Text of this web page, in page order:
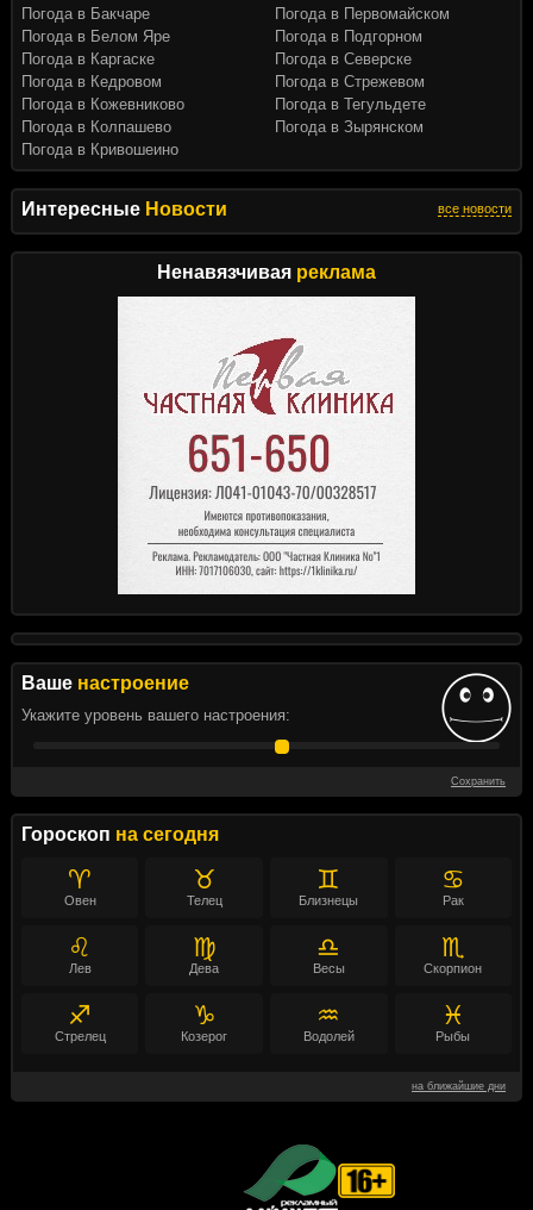
Интересные Новости все новости
Ненавязчивая реклама
Ваше настроение
Укажите уровень вашего настроения:
Сохранить
Гороскоп на сегодня
♈
Овен
♉
Телец
♊
Близнецы
♋
Рак
♌
Лев
♍
Дева
♎
Весы
♏
Скорпион
♐
Стрелец
♑
Козерог
♒
Водолей
♓
Рыбы
на ближайшие дни
Погода в Бакчаре
Погода в Белом Яре
Погода в Каргаске
Погода в Кедровом
Погода в Кожевниково
Погода в Колпашево
Погода в Кривошеино
Погода в Первомайском
Погода в Подгорном
Погода в Северске
Погода в Стрежевом
Погода в Тегульдете
Погода в Зырянском